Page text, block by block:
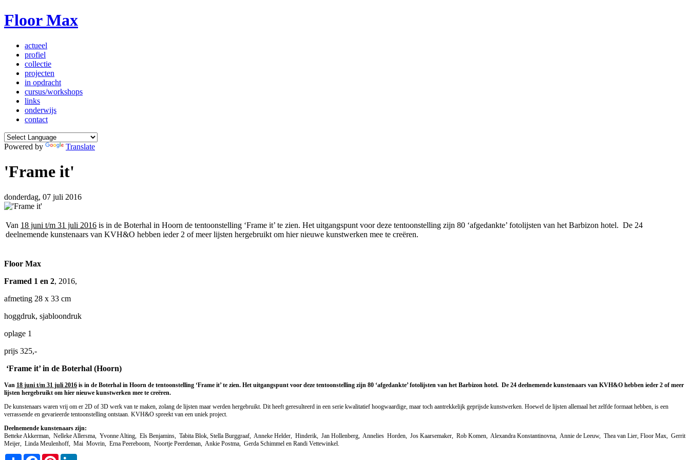
Floor Max
actueel
profiel
collectie
projecten
in opdracht
cursus/workshops
links
onderwijs
contact
Powered by Translate
'Frame it'
donderdag, 07 juli 2016
Van 18 juni t/m 31 juli 2016 is in de Boterhal in Hoorn de tentoonstelling ‘Frame it’ te zien. Het uitgangspunt voor deze tentoonstelling zijn 80 ‘afgedankte’ fotolijsten van het Barbizon hotel. De 24
deelnemende kunstenaars van KVH&O hebben ieder 2 of meer lijsten hergebruikt om hier nieuwe kunstwerken mee te creëren.
Floor Max
Framed 1 en 2, 2016,
afmeting 28 x 33 cm
hoggdruk, sjabloondruk
oplage 1
prijs 325,-
‘Frame it’ in de Boterhal (Hoorn)
Van 18 juni t/m 31 juli 2016 is in de Boterhal in Hoorn de tentoonstelling ‘Frame it’ te zien. Het uitgangspunt voor deze tentoonstelling zijn 80 ‘afgedankte’ fotolijsten van het Barbizon hotel. De 24 deelnemende kunstenaars van KVH&O hebben ieder 2 of meer
lijsten hergebruikt om hier nieuwe kunstwerken mee te creëren.
De kunstenaars waren vrij om er 2D of 3D werk van te maken, zolang de lijsten maar werden hergebruikt. Dit heeft geresulteerd in een serie kwalitatief hoogwaardige, maar toch aantrekkelijk geprijsde kunstwerken. Hoewel de lijsten allemaal het zelfde formaat hebben, is een
verrassende en gevarieerde tentoonstelling ontstaan. KVH&O spreekt van een uniek project.
Deelnemende kunstenaars zijn:
Betteke Akkerman, Nelleke Allersma, Yvonne Alting, Els Benjamins, Tabita Blok, Stella Burggraaf, Anneke Helder, Hinderik, Jan Hollenberg, Annelies Horden, Jos Kaarsemaker, Rob Komen, Alexandra Konstantinovna, Annie de Leeuw, Thea van Lier, Floor Max, Gerrit
Meijer, Linda Meulenhoff, Mai Movrin, Erna Peereboom, Noortje Peerdeman, Ankie Postma, Gerda Schimmel en Randi Vettewinkel.
Share FacebookPinterest